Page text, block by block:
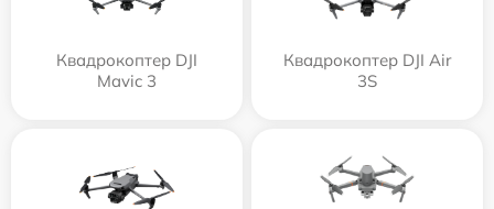
Квадрокоптер DJI
Mavic 3
Квадрокоптер DJI Air
3S